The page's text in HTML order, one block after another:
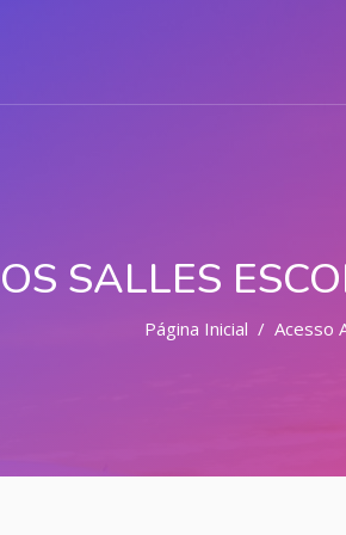
SALLES
Página Inicial Acesso